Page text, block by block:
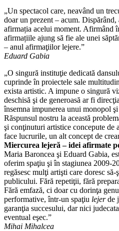
„Un spectacol care, neavând un
doar un prezent – acum. Dispărând,
afirmația acelui moment. Afirmând
afirmațiile ajung să fie ale unei
– anul afirmaţiilor lejere.”
Eduard Gabia
„O singură instituţie dedicată
cuprinde în proiectele sale
exista artistic. A impune o singură
deschisă şi de generoasă ar fi
însemna impunerea unui monopol
Răspunsul nostru la această
şi conţinuturi artistice concepute de
face lucrurile, un alt concept de
Miercurea lejeră – idei afirmate
Maria Baroncea şi Eduard Gabia,
oferim spaţiu şi în stagiunea 2009-
regăsesc mulţi artişti care doresc
publicului. Fără repetiţii, fără
Fără emfază, ci doar cu dorinţa
performative, într-un spaţiu lejerde
garanţia succesului, dar nici
eventual eşec.”
Mihai Mihalcea